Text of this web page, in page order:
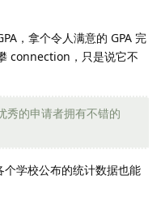
，拿个令人满意的 GPA 完
connection，只是说它不
秀的申请者拥有不错的
个学校公布的统计数据也能